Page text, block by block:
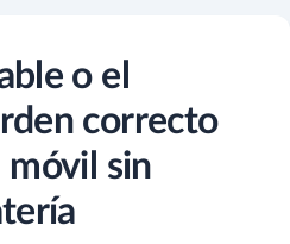
o el
correcto
móvil sin